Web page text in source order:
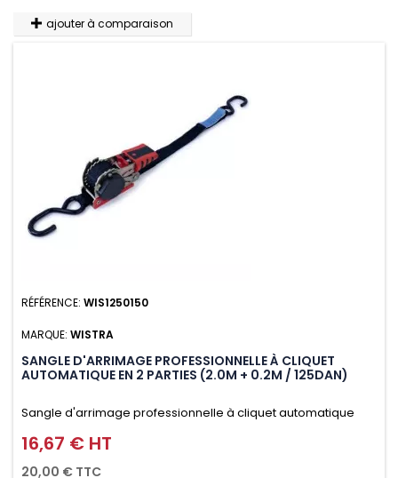
ajouter à comparaison
RÉFÉRENCE: WIS1250150
MARQUE: WISTRA
SANGLE D'ARRIMAGE PROFESSIONNELLE À CLIQUET
AUTOMATIQUE EN 2 PARTIES (2.0M + 0.2M / 125DAN)
Sangle d'arrimage professionnelle à cliquet automatique
avec crochet S en 2 parties (2.0M + 0.2M / 125daN), simple et
rapide d'utilisation. Permet d'arrimer et de sécuriser
Prix
16,67 € HT
20,00 € TTC